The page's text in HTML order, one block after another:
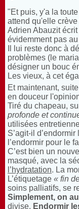
"Et puis, y'a la
attend qu'elle
Adrien Abauzit
évidemment pas
Il lui reste donc à
problèmes (le
désigner un bouc
Les vieux, à cet
Et maintenant,
en douceur
Tiré du chapeau,
profonde et
utilisées
S’agit-il
l’endormir pour le
C’est bien un
masqué, avec la
l’hydratation. La
L’étiquetage « fin
soins palliatifs, se
Simplement, on
divise. Endormir